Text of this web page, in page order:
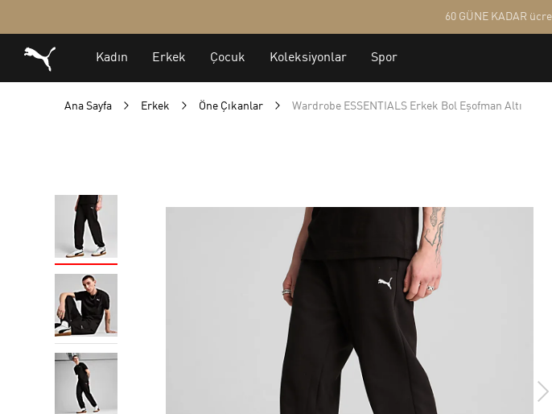
Ana Sayfa Erkek Öne Çıkanlar Wardrobe ESSENTIALS Erkek Bol Eşofman Altı